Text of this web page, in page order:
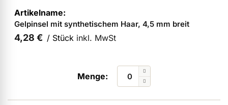
Hand- & Körperpflege anzeigen
Beauty Accessoires anzeigen
für
gruppiertes
Produkt
Gelpinsel mit synthetischem Haar, 4,5 mm breit
4,28 € / Stück inkl. MwSt